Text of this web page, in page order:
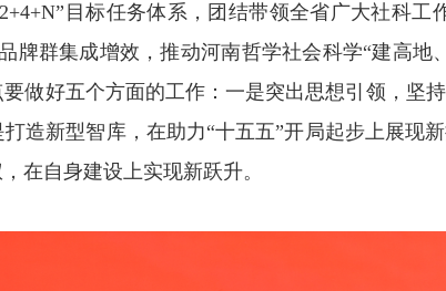
目标任务体系，团结带领全省广大社科工
牌群集成增效，推动河南哲学社会科学“建高地
做好五个方面的工作：一是突出思想引领，坚
造新型智库，在助力“十五五”开局起步上展现
在自身建设上实现新跃升。